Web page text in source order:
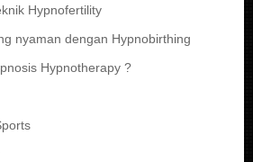
Hypnofertility
nyaman dengan Hypnobirthing
Hypnotherapy ?